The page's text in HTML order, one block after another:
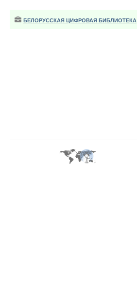
БЕЛОРУССКАЯ ЦИФРОВАЯ БИБЛИОТЕКА